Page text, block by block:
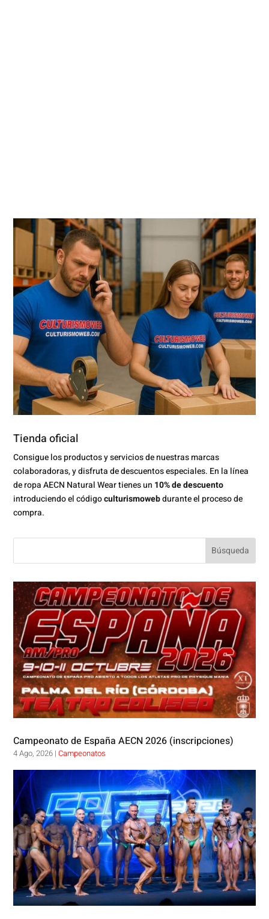
Tienda oficial
Consigue los productos y servicios de nuestras marcas
colaboradoras, y disfruta de descuentos especiales. En la línea
de ropa AECN Natural Wear tienes un 10% de descuento
introduciendo el códigoculturismowebdurante el proceso de
compra.
Campeonato de España AECN 2026 (inscripciones)
4 Ago, 2026 |Campeonatos